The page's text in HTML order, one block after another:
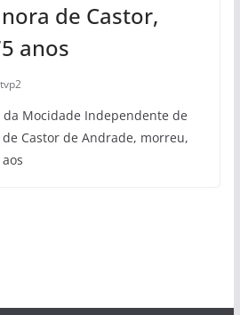
de Castor,
anos
tvp2
Mocidade Independente de
Castor de Andrade, morreu,